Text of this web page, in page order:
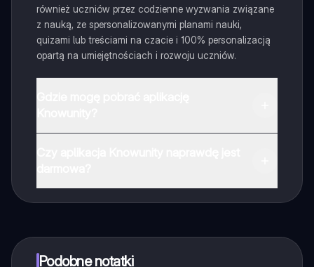
również uczniów przez codzienne wyzwania związane
z nauką, ze spersonalizowanymi planami nauki,
quizami lub treściami na czacie i 100% personalizacją
opartą na umiejętnościach i rozwoju uczniów.
które również możesz otrzymać za darmo. Dodatkowo
Podobne notatki